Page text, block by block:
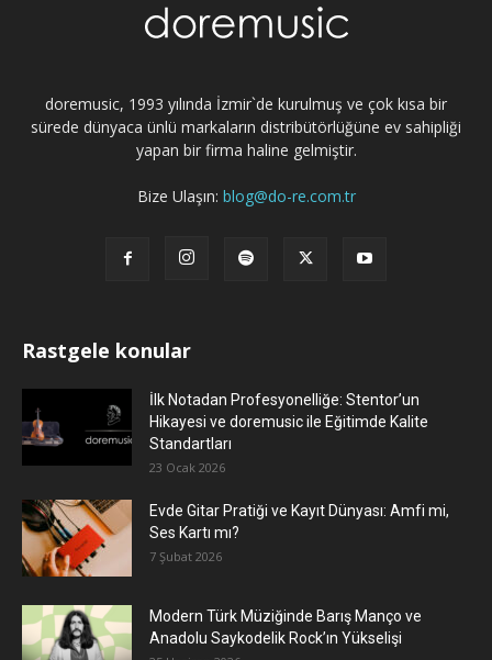
doremusic, 1993 yılında İzmir`de kurulmuş ve çok kısa bir
sürede dünyaca ünlü markaların distribütörlüğüne ev sahipliği
yapan bir firma haline gelmiştir.
Bize Ulaşın: blog@do-re.com.tr
Rastgele konular
İlk Notadan Profesyonelliğe: Stentor’un
Hikayesi ve doremusic ile Eğitimde Kalite
Standartları
23 Ocak 2026
Evde Gitar Pratiği ve Kayıt Dünyası: Amfi mi,
Ses Kartı mı?
7 Şubat 2026
Modern Türk Müziğinde Barış Manço ve
Anadolu Saykodelik Rock’ın Yükselişi